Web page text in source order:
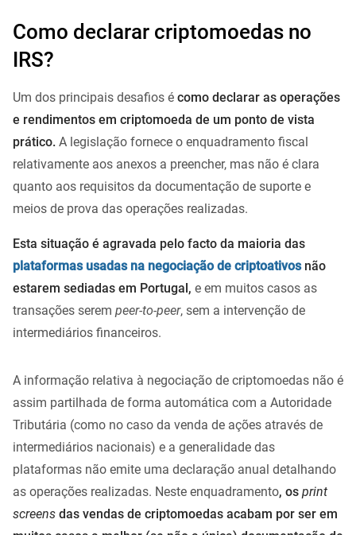
Como declarar criptomoedas no
IRS?
Um dos principais desafios é como declarar as operações
e rendimentos em criptomoeda de um ponto de vista
prático. A legislação fornece o enquadramento fiscal
relativamente aos anexos a preencher, mas não é clara
quanto aos requisitos da documentação de suporte e
meios de prova das operações realizadas.
Esta situação é agravada pelo facto da maioria das
plataformas usadas na negociação de criptoativos não
estarem sediadas em Portugal, e em muitos casos as
transações serem peer-to-peer, sem a intervenção de
intermediários financeiros.
A informação relativa à negociação de criptomoedas não é
assim partilhada de forma automática com a Autoridade
Tributária (como no caso da venda de ações através de
intermediários nacionais) e a generalidade das
plataformas não emite uma declaração anual detalhando
as operações realizadas. Neste enquadramento, os print
screens das vendas de criptomoedas acabam por ser em